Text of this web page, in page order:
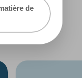
de
BLEUS